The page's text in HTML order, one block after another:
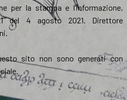
per la stampa e l’informazione,
del 4 agosto 2021. Direttore
sito non sono generati con